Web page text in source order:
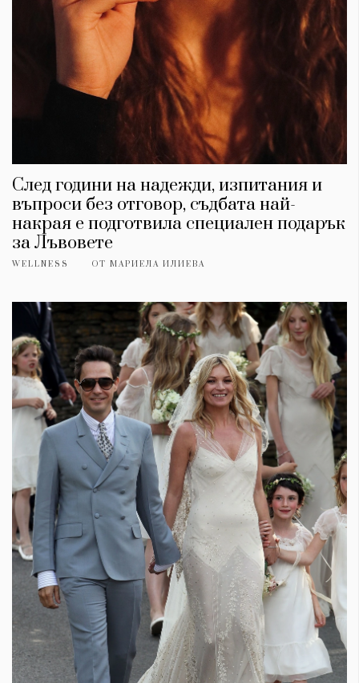
След години на надежди, изпитания и
въпроси без отговор, съдбата най-
накрая е подготвила специален подарък
за Лъвовете
WELLNESS ОТ МАРИЕЛА ИЛИЕВА